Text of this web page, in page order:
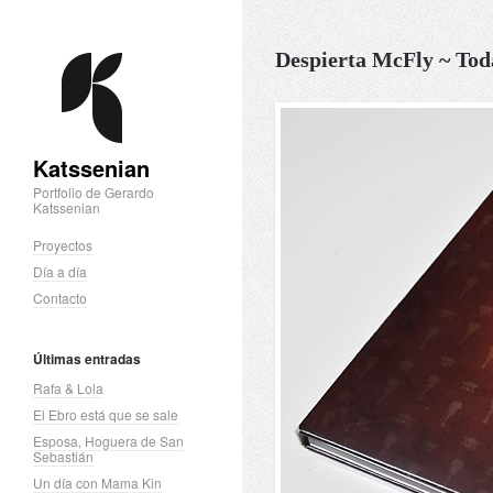
Katssenian
Portfolio de Gerardo
Katssenian
Proyectos
Día a día
Contacto
Últimas entradas
Rafa & Lola
El Ebro está que se sale
Esposa, Hoguera de San
Sebastián
Un día con Mama Kin
Despierta McFly ~